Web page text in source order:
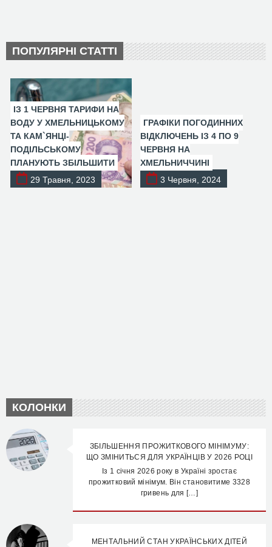
ПОПУЛЯРНІ СТАТТІ
ІЗ 1 ЧЕРВНЯ ТАРИФИ НА
ВОДУ У ХМЕЛЬНИЦЬКОМУ
ТА КАМ`ЯНЦІ-
ПОДІЛЬСЬКОМУ
ПЛАНУЮТЬ ЗБІЛЬШИТИ
29 Травня, 2023
ГРАФІКИ ПОГОДИННИХ
ВІДКЛЮЧЕНЬ ІЗ 4 ПО 9
ЧЕРВНЯ НА
ХМЕЛЬНИЧЧИНІ
3 Червня, 2024
КОЛОНКИ
ЗБІЛЬШЕННЯ ПРОЖИТКОВОГО МІНІМУМУ:
ЩО ЗМІНИТЬСЯ ДЛЯ УКРАЇНЦІВ У 2026 РОЦІ
Із 1 січня 2026 року в Україні зростає
прожитковий мінімум. Він становитиме 3328
гривень для […]
МЕНТАЛЬНИЙ СТАН УКРАЇНСЬКИХ ДІТЕЙ